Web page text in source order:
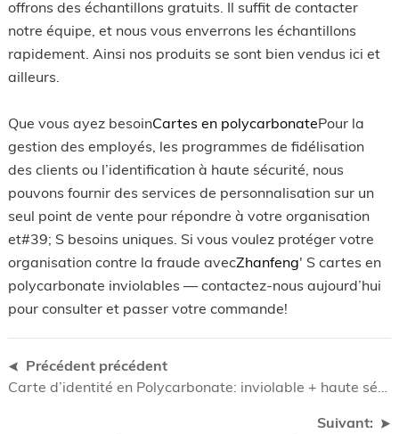
offrons des échantillons gratuits. Il suffit de contacter
notre équipe, et nous vous enverrons les échantillons
rapidement. Ainsi nos produits se sont bien vendus ici et
ailleurs.
Que vous ayez besoinCartes en polycarbonatePour la
gestion des employés, les programmes de fidélisation
des clients ou l’identification à haute sécurité, nous
pouvons fournir des services de personnalisation sur un
seul point de vente pour répondre à votre organisation
et#39; S besoins uniques. Si vous voulez protéger votre
organisation contre la fraude avecZhanfeng' S cartes en
polycarbonate inviolables — contactez-nous aujourd’hui
pour consulter et passer votre commande!
Précédent précédent
Suivant: